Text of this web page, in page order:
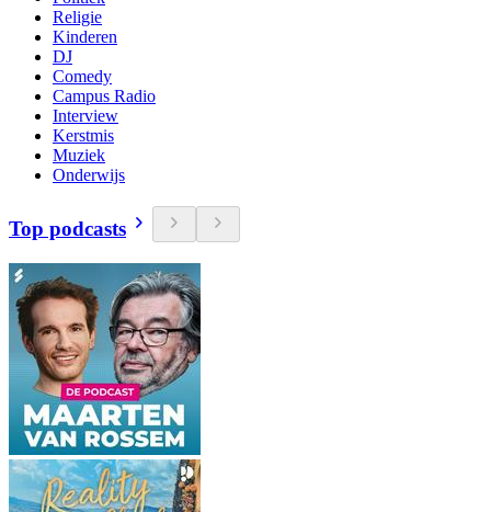
Religie
Kinderen
DJ
Comedy
Campus Radio
Interview
Kerstmis
Muziek
Onderwijs
Top podcasts